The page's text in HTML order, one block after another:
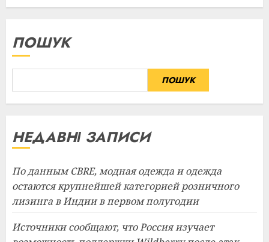
ПОШУК
ПОШУК
НЕДАВНІ ЗАПИСИ
По данным CBRE, модная одежда и одежда
остаются крупнейшей категорией розничного
лизинга в Индии в первом полугодии
Источники сообщают, что Россия изучает